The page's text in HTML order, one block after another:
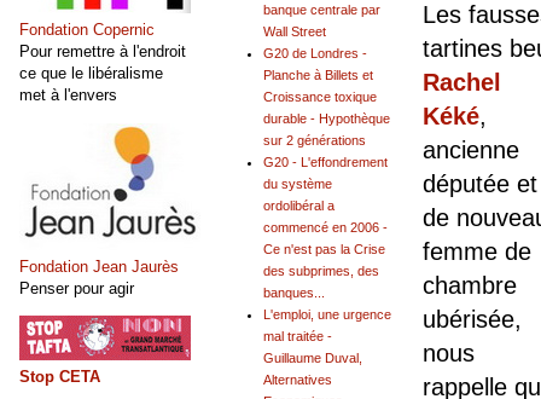
Les
tartines
Rachel
Kéké,
ancienne
députée et
de
femme de
chambre
ubérisée,
nous
rappelle
banque centrale par
Wall Street
G20 de Londres -
Planche à Billets et
Croissance toxique
durable - Hypothèque
sur 2 générations
G20 - L'effondrement
du système
ordolibéral a
commencé en 2006 -
Ce n'est pas la Crise
des subprimes, des
banques...
L'emploi, une urgence
mal traitée -
Guillaume Duval,
Alternatives
Fondation Copernic
Pour remettre à l'endroit
ce que le libéralisme
met à l'envers
Fondation Jean Jaurès
Penser pour agir
Stop CETA